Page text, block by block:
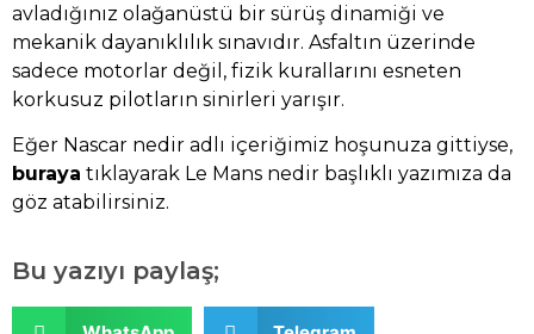
avladığınız olağanüstü bir sürüş dinamiği ve
mekanik dayanıklılık sınavıdır. Asfaltın üzerinde
sadece motorlar değil, fizik kurallarını esneten
korkusuz pilotların sinirleri yarışır.
Eğer Nascar nedir adlı içeriğimiz hoşunuza gittiyse,
buraya tıklayarak Le Mans nedir başlıklı yazımıza da
göz atabilirsiniz.
Bu yazıyı paylaş;